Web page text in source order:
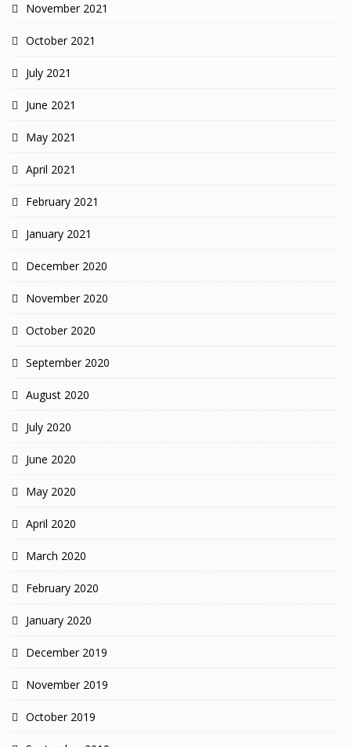
November 2021
October 2021
July 2021
June 2021
May 2021
April 2021
February 2021
January 2021
December 2020
November 2020
October 2020
September 2020
August 2020
July 2020
June 2020
May 2020
April 2020
March 2020
February 2020
January 2020
December 2019
November 2019
October 2019